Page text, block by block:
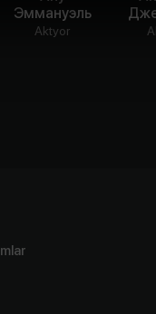
Эммануэль
Aktyor